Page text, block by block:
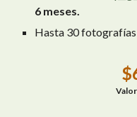
6 meses.
Hasta 30 fotografías
$